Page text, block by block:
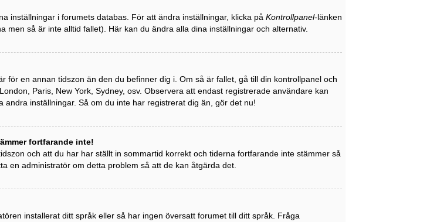
inställningar i forumets databas. För att ändra inställningar, klicka på Kontrollpanel-länken
men så är inte alltid fallet). Här kan du ändra alla dina inställningar och alternativ.
för en annan tidszon än den du befinner dig i. Om så är fallet, gå till din kontrollpanel och
Paris, New York, Sydney, osv. Observera att endast registrerade användare kan
andra inställningar. Så om du inte har registrerat dig än, gör det nu!
fortfarande inte!
och att du har har ställt in sommartid korrekt och tiderna fortfarande inte stämmer så
en administratör om detta problem så att de kan åtgärda det.
installerat ditt språk eller så har ingen översatt forumet till ditt språk. Fråga